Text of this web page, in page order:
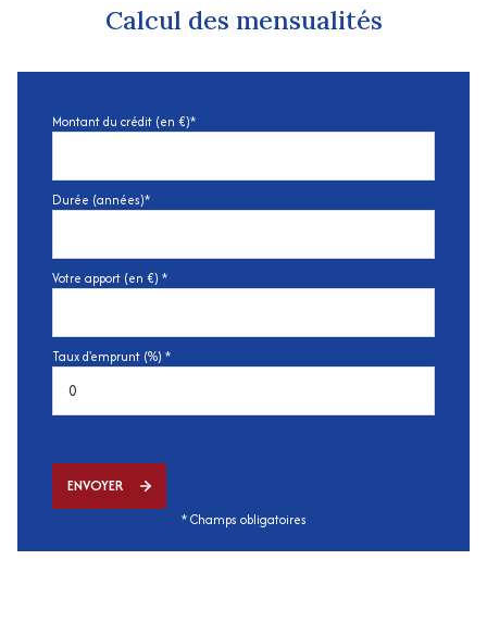
Calcul des mensualités
Montant du crédit (en €)*
Durée (années)*
Votre apport (en €) *
Taux d'emprunt (%) *
ENVOYER
* Champs obligatoires